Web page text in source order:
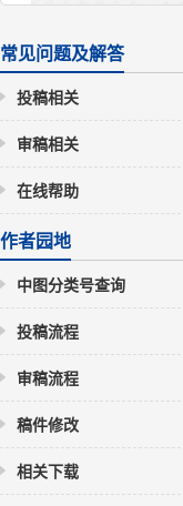
常见问题及解答
投稿相关
审稿相关
在线帮助
作者园地
中图分类号查询
投稿流程
审稿流程
稿件修改
相关下载